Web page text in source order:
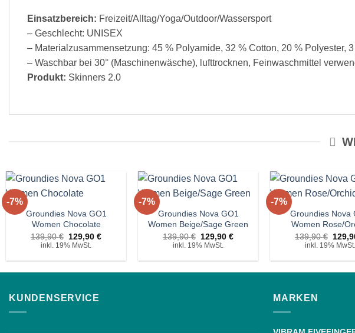
Einsatzbereich: Freizeit/Alltag/Yoga/Outdoor/Wassersport
– Geschlecht: UNISEX
– Materialzusammensetzung: 45 % Polyamide, 32 % Cotton, 20 % Polyester,
– Waschbar bei 30° (Maschinenwäsche), lufttrocknen, Feinwaschmittel
Produkt: Skinners 2.0
-7%
Wunschliste!
+
Groundies Nova GO1
Women Chocolate
139,90€ Ursprünglicher
Preis
139,90 €
129,90€Aktueller
129,90 €.
inkl. 19% MwSt.
-7%
Wunschliste!
+
Groundies Nova GO1
Women Beige/Sage Green
139,90€ Ursprünglicher
Preis
139,90 €
129,90€Aktueller
129,90 €.
inkl. 19% MwSt.
-7%
+
Groundies Nova
Women Rose/
139,90€
Preis
inkl. 19% MwSt.
KUNDENSERVICE MARKEN